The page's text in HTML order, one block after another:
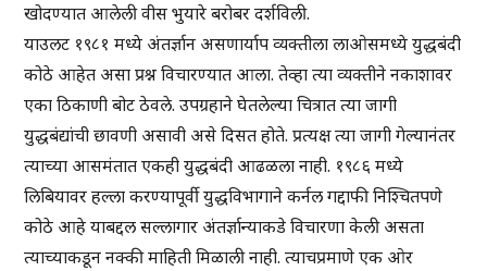
खोदण्यात आलेली वीस भुयारे बरोबर दर्शविली.
याउलट १९८१ मध्ये अंतर्ज्ञान असणार्याप व्यक्तीला लाओसमध्ये युद्धबंदी
कोठे आहेत असा प्रश्न विचारण्यात आला. तेव्हा त्या व्यक्तीने नकाशावर
एका ठिकाणी बोट ठेवले. उपग्रहाने घेतलेल्या चित्रात त्या जागी
युद्धबंद्यांची छावणी असावी असे दिसत होते. प्रत्यक्ष त्या जागी गेल्यानंतर
त्याच्या आसमंतात एकही युद्धबंदी आढळला नाही. १९८६ मध्ये
लिबियावर हल्ला करण्यापूर्वी युद्धविभागाने कर्नल गद्दाफी निश्चितपणे
कोठे आहे याबद्दल सल्लागार अंतर्ज्ञान्याकडे विचारणा केली असता
त्याच्याकडून नक्की माहिती मिळाली नाही. त्याचप्रमाणे एक ओर